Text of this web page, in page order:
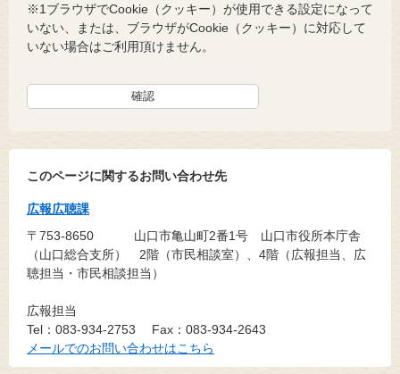
※1ブラウザでCookie（クッキー）が使用できる設定になって
いない、または、ブラウザがCookie（クッキー）に対応して
いない場合はご利用頂けません。
このページに関するお問い合わせ先
広報広聴課
〒753-8650
山口市亀山町2番1号 山口市役所本庁舎
（山口総合支所） 2階（市民相談室）、4階（広報担当、広
聴担当・市民相談担当）
広報担当
Tel：083-934-2753
Fax：083-934-2643
メールでのお問い合わせはこちら